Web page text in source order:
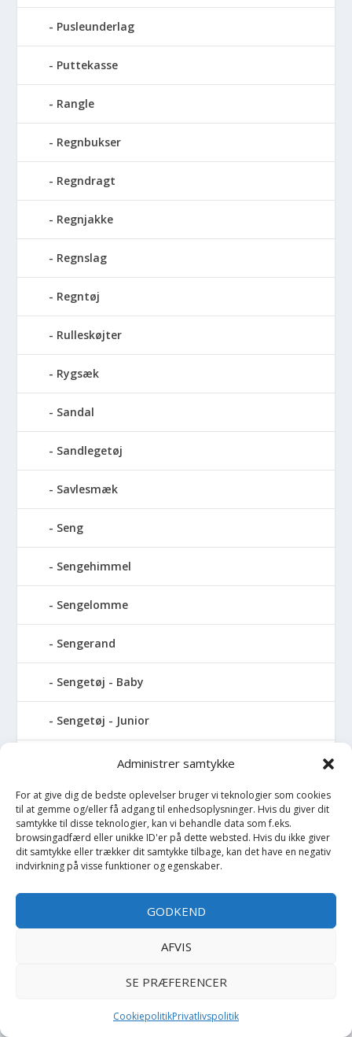
Administrer samtykke
For at give dig de bedste oplevelser bruger vi teknologier som cookies
til at gemme og/eller få adgang til enhedsoplysninger. Hvis du giver dit
samtykke til disse teknologier, kan vi behandle data som f.eks.
browsingadfærd eller unikke ID'er på dette websted. Hvis du ikke giver
dit samtykke eller trækker dit samtykke tilbage, kan det have en negativ
indvirkning på visse funktioner og egenskaber.
GODKEND
AFVIS
SE PRÆFERENCER
CookiepolitikPrivatlivspolitik
Pusleunderlag
Puttekasse
Rangle
Regnbukser
Regndragt
Regnjakke
Regnslag
Regntøj
Rulleskøjter
Rygsæk
Sandal
Sandlegetøj
Savlesmæk
Seng
Sengehimmel
Sengelomme
Sengerand
Sengetøj - Baby
Sengetøj - Junior
Sengetøj - Voksen
Shorts
Sikkerhedsudstyr
Sjippetov